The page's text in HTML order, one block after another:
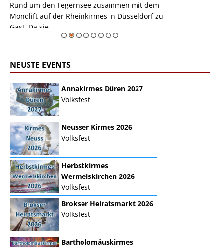
Rund um den Tegernsee zusammen mit dem
Mondlift auf der Rheinkirmes in Düsseldorf zu
Gast. Da sie ...
NEUSTE EVENTS
Annakirmes Düren 2027
Volksfest
Neusser Kirmes 2026
Volksfest
Herbstkirmes
Wermelskirchen 2026
Volksfest
Brokser Heiratsmarkt 2026
Volksfest
Bartholomäuskirmes